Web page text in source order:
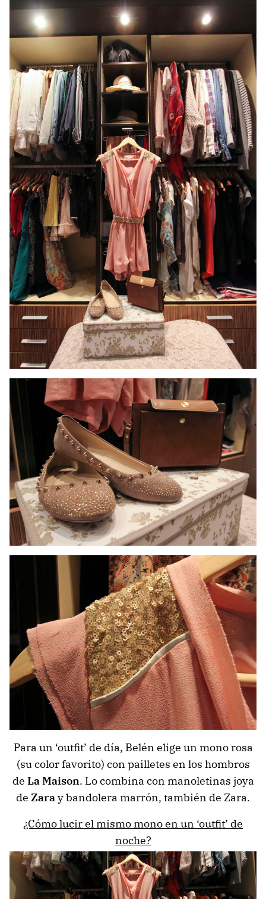
Para un ‘outfit’ de día, Belén elige un mono rosa
(su color favorito) con pailletes en los hombros
de La Maison. Lo combina con manoletinas joya
de Zaray bandolera marrón, también de Zara.
¿Cómo lucir el mismo mono en un ‘outfit’ de
noche?